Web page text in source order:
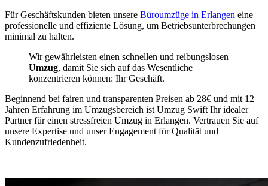
Für Geschäftskunden bieten unsere Büroumzüge in Erlangen eine
professionelle und effiziente Lösung, um Betriebsunterbrechungen
minimal zu halten.
Wir gewährleisten einen schnellen und reibungslosen
Umzug, damit Sie sich auf das Wesentliche
konzentrieren können: Ihr Geschäft.
Beginnend bei fairen und transparenten Preisen ab 28€ und mit 12
Jahren Erfahrung im Umzugsbereich ist Umzug Swift Ihr idealer
Partner für einen stressfreien Umzug in Erlangen. Vertrauen Sie auf
unsere Expertise und unser Engagement für Qualität und
Kundenzufriedenheit.